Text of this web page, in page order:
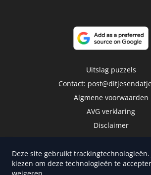
Uitslag puzzels
Contact:
Algmene voorwaarden
AVG verklaring
Disclaimer
Deze site gebruikt trackingtechnologieën.
kiezen om deze technologieën te